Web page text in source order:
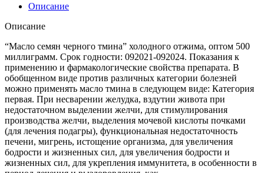
холодного
отжима,
оптом
миллиграмм
Описание
Описание
“Масло семян черного тмина” холодного отжима, оптом 500
миллиграмм. Срок годности: 092021-092024. Показания к
применению и фармакологические свойства препарата. В
обобщенном виде против различных категории болезней
можно применять масло тмина в следующем виде: Категория
первая. При несварении желудка, вздутии живота при
недостаточном выделении желчи, для стимулирования
производства желчи, выделения мочевой кислоты почками
(для лечения подагры), функциональная недостаточность
печени, мигрень, истощение организма, для увеличения
бодрости и жизненных сил, для увеличения бодрости и
жизненных сил, для укрепления иммунитета, в особенности в